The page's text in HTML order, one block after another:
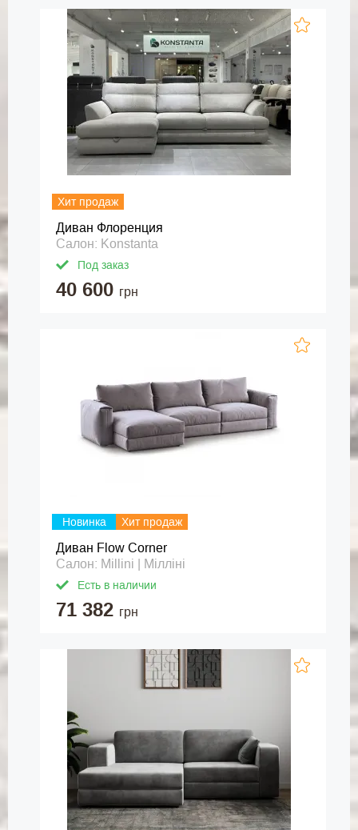
Хит продаж
Диван Флоренция
Салон: Konstanta
Под заказ
40 600 грн
Новинка Хит продаж
Диван Flow Corner
Салон: Millini | Мілліні
Есть в наличии
71 382 грн